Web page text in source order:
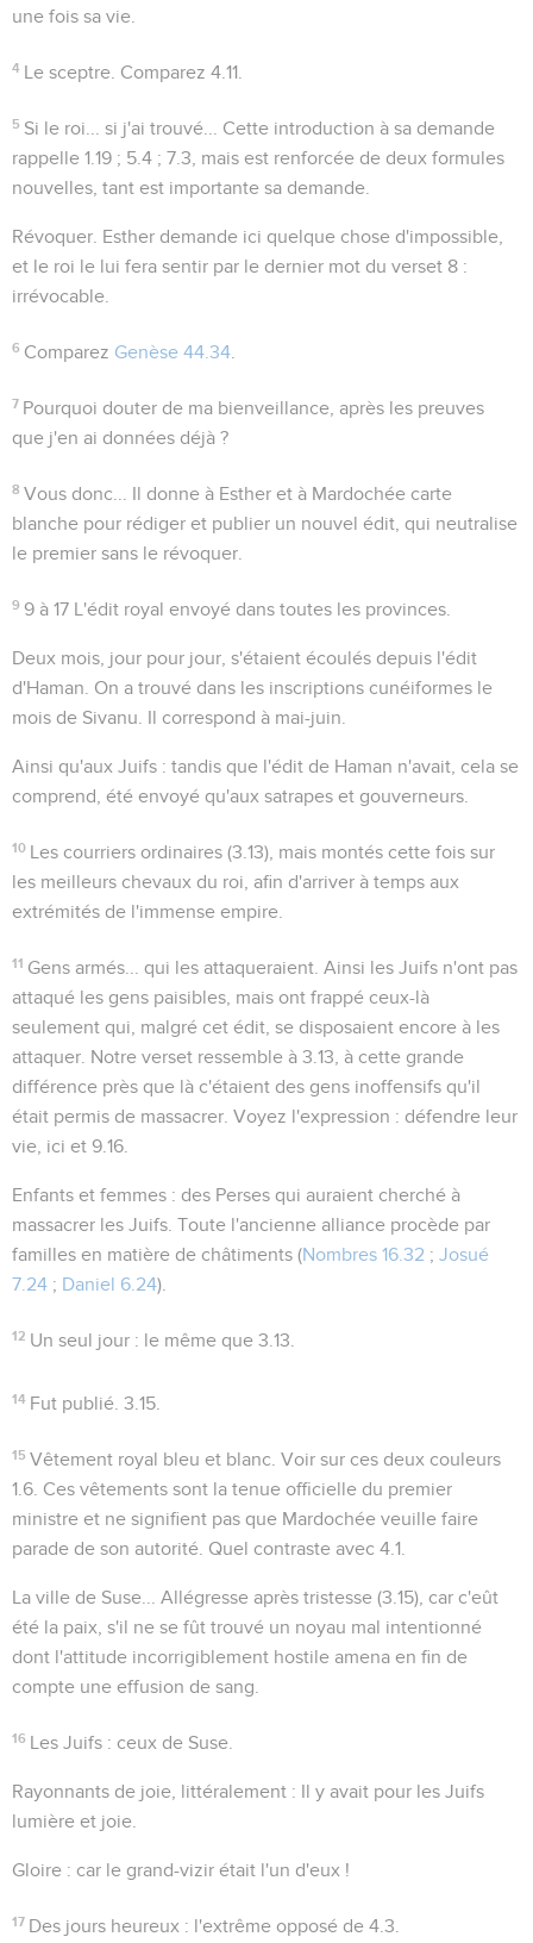
une fois sa vie.
4 Le sceptre . Comparez4.11
5 Si le roi... si j'ai trouvé...
Cette introduction à sa demande
rappelle 1.19 ; 5.4 ; 7.3 , mais est renforcée de deux formules
nouvelles, tant est importante sa demande.
Révoquer . Esther demande ici quelque chose d'impossible,
et le roi le lui fera sentir par le dernier mot du verset 8 :
irrévocable
6 Comparez Genèse 44.34
7 Pourquoi douter de ma bienveillance, après les preuves
que j'en ai données déjà ?
8 Vous donc...
Il donne à Esther et à Mardochée carte
blanche pour rédiger et publier un nouvel édit, qui neutralise
le premier sans le révoquer.
9 9 à 17 L'édit royal envoyé dans toutes les provinces.
Deux mois, jour pour jour, s'étaient écoulés depuis l'édit
d'Haman. On a trouvé dans les inscriptions cunéiformes le
mois de Sivanu. Il correspond à mai-juin.
Ainsi qu'aux Juifs : tandis que l'édit de Haman n'avait, cela se
comprend, été envoyé qu'aux satrapes et gouverneurs.
10 Les courriers ordinaires (3.13), mais montés cette fois sur
les meilleurs chevaux du roi, afin d'arriver à temps aux
extrémités de l'immense empire.
11 Gens armés... qui les attaqueraient . Ainsi les Juifs n'ont pas
attaqué les gens paisibles, mais ont frappé ceux-là
seulement qui, malgré cet édit, se disposaient encore à les
attaquer. Notre verset ressemble à 3.13 , à cette grande
différence près que là c'étaient des gens inoffensifs qu'il
était permis de massacrer. Voyez l'expression : défendre leur
vie , ici et 9.16
Enfants et femmes : des Perses qui auraient cherché à
massacrer les Juifs. Toute l'ancienne alliance procède par
familles en matière de châtiments (Nombres 16.32 ; Josué
7.24 ; Daniel 6.24).
12 Un seul jour : le même que3.13
14 Fut publié .3.15
15 Vêtement royal bleu et blanc . Voir sur ces deux couleurs
1.6 . Ces vêtements sont la tenue officielle du premier
ministre et ne signifient pas que Mardochée veuille faire
parade de son autorité. Quel contraste avec 4.1
La ville de Suse... Allégresse après tristesse (3.15), car c'eût
été la paix, s'il ne se fût trouvé un noyau mal intentionné
dont l'attitude incorrigiblement hostile amena en fin de
compte une effusion de sang.
16 Les Juifs : ceux de Suse.
Rayonnants de joie , littéralement : Il y avait pour les Juifs
lumière et joie
Gloire : car le grand-vizir était l'un d'eux !
17 Des jours heureux : l'extrême opposé de4.3